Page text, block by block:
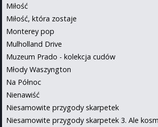
Miłość
Miłość, która zostaje
Monterey pop
Mulholland Drive
Muzeum Prado - kolekcja cudów
Młody Waszyngton
Na Północ
Nienawiść
Niesamowite przygody skarpetek
Niesamowite przygody skarpetek 3. Ale